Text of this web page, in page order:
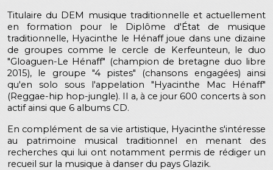
Titulaire du DEM musique traditionnelle et actuellement
en formation pour le Diplôme d'État de musique
traditionnelle, Hyacinthe le Hénaff joue dans une dizaine
de groupes comme le cercle de Kerfeunteun, le duo
"Gloaguen-Le Hénaff" (champion de bretagne duo libre
2015), le groupe "4 pistes" (chansons engagées) ainsi
qu'en solo sous l'appelation "Hyacinthe Mac Hénaff"
(Reggae-hip hop-jungle). Il a, à ce jour 600 concerts à son
actif ainsi que 6 albums CD.
En complément de sa vie artistique, Hyacinthe s'intéresse
au patrimoine musical traditionnel en menant des
recherches qui lui ont notamment permis de rédiger un
recueil sur la musique à danser du pays Glazik.